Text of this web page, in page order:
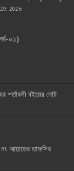
2026
০১)
শর্তাবলী বইয়ের নোট
আয়াতের তাফসির